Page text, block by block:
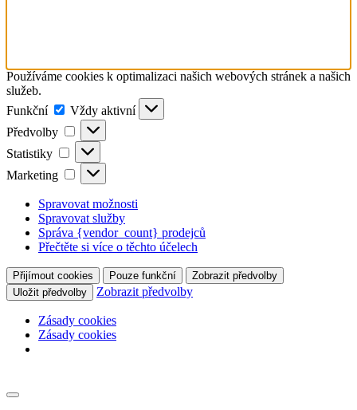
Používáme cookies k optimalizaci našich webových stránek a našich
služeb.
Funkční
Funkční
Vždy aktivní
Předvolby
Předvolby
Statistiky Statistiky
Marketing Marketing
Spravovat možnosti
Spravovat služby
Správa {vendor_count} prodejců
Přečtěte si více o těchto účelech
Přijímout cookies Pouze funkční
Zobrazit předvolby
Uložit předvolby
Zobrazit předvolby
Zásady cookies
Zásady cookies
to